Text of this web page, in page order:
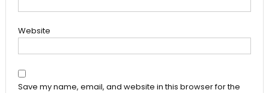
Website
Save my name, email, and website in this browser for the